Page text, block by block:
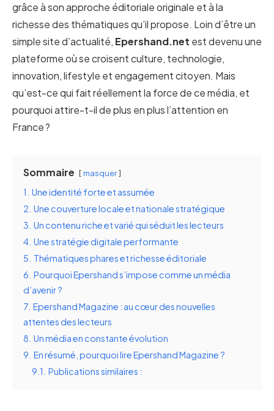
grâce à son approche éditoriale originale et à la
richesse des thématiques qu’il propose. Loin d’être un
simple site d’actualité, Epershand.net est devenu une
plateforme où se croisent culture, technologie,
innovation, lifestyle et engagement citoyen. Mais
qu’est-ce qui fait réellement la force de ce média, et
pourquoi attire-t-il de plus en plus l’attention en
France ?
Sommaire masquer
1. Une identité forte et assumée
2. Une couverture locale et nationale stratégique
3. Un contenu riche et varié qui séduit les lecteurs
4. Une stratégie digitale performante
5. Thématiques phares et richesse éditoriale
6. Pourquoi Epershand s’impose comme un média
d’avenir ?
7. Epershand Magazine : au cœur des nouvelles
attentes des lecteurs
8. Un média en constante évolution
9. En résumé, pourquoi lire Epershand Magazine ?
9.1. Publications similaires :